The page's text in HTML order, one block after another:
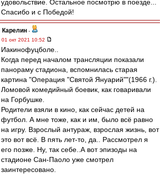
удовольствие. Остальное посмотрю в поезде...
Спасибо и с Победой!
Карелин -
01 окт 2021 10:52
Иакинофуцболе..
Когда перед началом трансляции показали
панораму стадиона, вспомнилась старая
картина "Операция "Святой Януарий""(1966 г.).
Ломовой комедийный боевик, как говаривали
на Горбушке.
Родители взяли в кино, как сейчас детей на
футбол. А мне тоже, как и им, было всё равно
на игру. Взрослый антураж, взрослая жизнь, вот
это вот всё. В пять лет-то, да.. Рассмотрел я
его позже. Ну, так себе..А вот эпизоды на
стадионе Сан-Паоло уже смотрел
заинтересовано.